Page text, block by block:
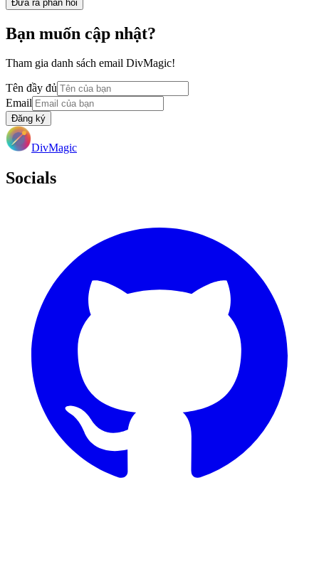
Đưa ra phản hồi
Bạn muốn cập nhật?
Tham gia danh sách email DivMagic!
Tên đầy đủ
Email
Đăng ký
DivMagic
Socials